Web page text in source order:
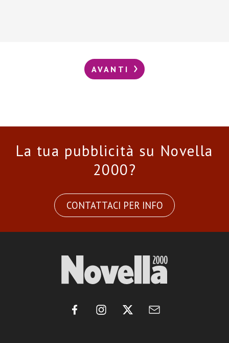
AVANTI
La tua pubblicità su Novella
2000?
CONTATTACI PER INFO